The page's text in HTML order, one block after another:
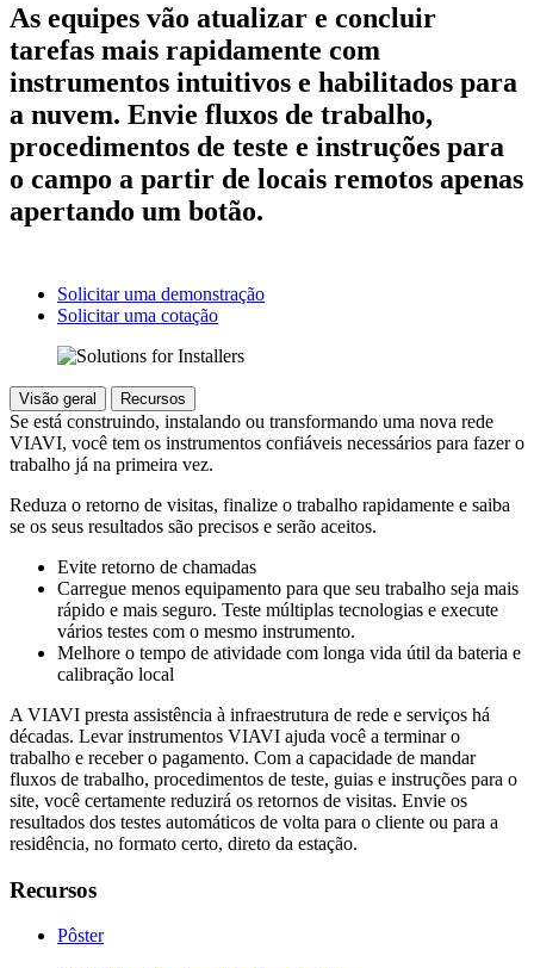
As equipes vão atualizar e concluir
tarefas mais rapidamente com
instrumentos intuitivos e habilitados para
a nuvem. Envie fluxos de trabalho,
procedimentos de teste e instruções para
o campo a partir de locais remotos apenas
apertando um botão.
Solicitar uma demonstração
Solicitar uma cotação
Visão geral Recursos
Se está construindo, instalando ou transformando uma nova rede
VIAVI, você tem os instrumentos confiáveis necessários para fazer o
trabalho já na primeira vez.
Reduza o retorno de visitas, finalize o trabalho rapidamente e saiba
se os seus resultados são precisos e serão aceitos.
Evite retorno de chamadas
Carregue menos equipamento para que seu trabalho seja mais
rápido e mais seguro. Teste múltiplas tecnologias e execute
vários testes com o mesmo instrumento.
Melhore o tempo de atividade com longa vida útil da bateria e
calibração local
A VIAVI presta assistência à infraestrutura de rede e serviços há
décadas. Levar instrumentos VIAVI ajuda você a terminar o
trabalho e receber o pagamento. Com a capacidade de mandar
fluxos de trabalho, procedimentos de teste, guias e instruções para o
site, você certamente reduzirá os retornos de visitas. Envie os
resultados dos testes automáticos de volta para o cliente ou para a
residência, no formato certo, direto da estação.
Recursos
Pôster